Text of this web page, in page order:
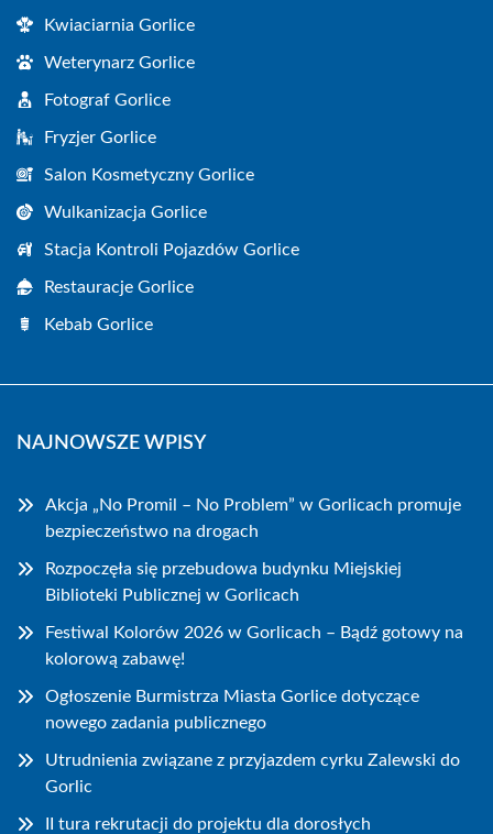
Kwiaciarnia Gorlice
Weterynarz Gorlice
Fotograf Gorlice
Fryzjer Gorlice
Salon Kosmetyczny Gorlice
Wulkanizacja Gorlice
Stacja Kontroli Pojazdów Gorlice
Restauracje Gorlice
Kebab Gorlice
NAJNOWSZE WPISY
Akcja „No Promil – No Problem” w Gorlicach promuje
bezpieczeństwo na drogach
Rozpoczęła się przebudowa budynku Miejskiej
Biblioteki Publicznej w Gorlicach
Festiwal Kolorów 2026 w Gorlicach – Bądź gotowy na
kolorową zabawę!
Ogłoszenie Burmistrza Miasta Gorlice dotyczące
nowego zadania publicznego
Utrudnienia związane z przyjazdem cyrku Zalewski do
Gorlic
II tura rekrutacji do projektu dla dorosłych